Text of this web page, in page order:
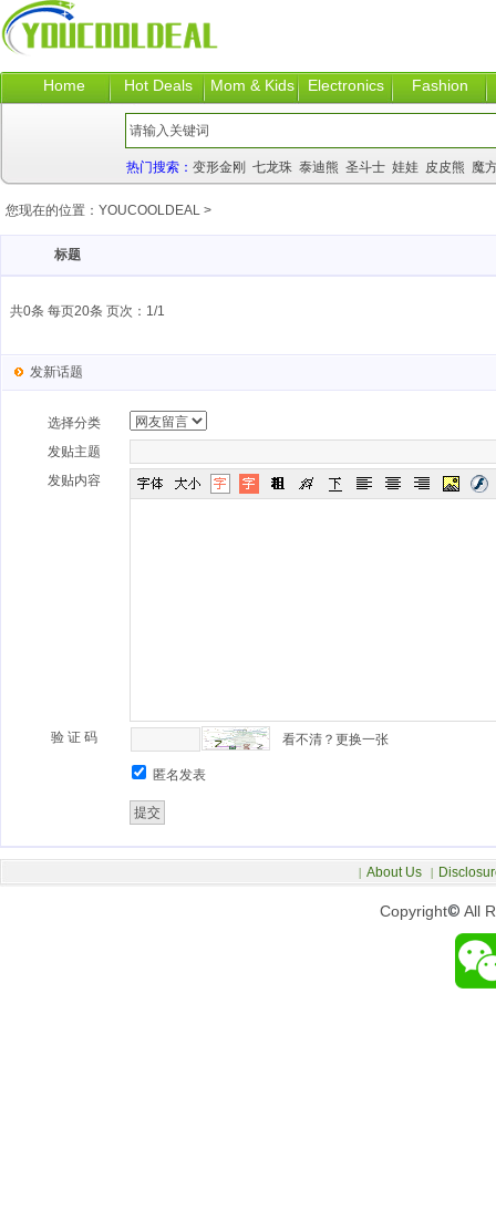
Home Hot Deals Mom & Kids Electronics Fashion
热门搜索： 变形金刚 七龙珠 泰迪熊 圣斗士 娃娃 皮皮熊 魔
您现在的位置： YOUCOOLDEAL >
标题
共0条 每页20条 页次：1/1
发新话题
选择分类
发贴主题
发贴内容
验 证 码 看不清？更换一张
匿名发表
Copyright© All
| About Us |